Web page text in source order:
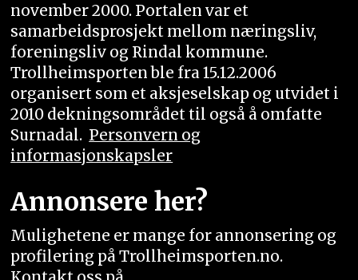
november 2000. Portalen var et
samarbeidsprosjekt mellom næringsliv,
foreningsliv og Rindal kommune.
Trollheimsporten ble fra 15.12.2006
organisert som et aksjeselskap og utvidet i
2010 dekningsområdet til også å omfatte
Surnadal. Personvern og
informasjonskapsler
Annonsere her?
Mulighetene er mange for annonsering og
profilering på Trollheimsporten.no.